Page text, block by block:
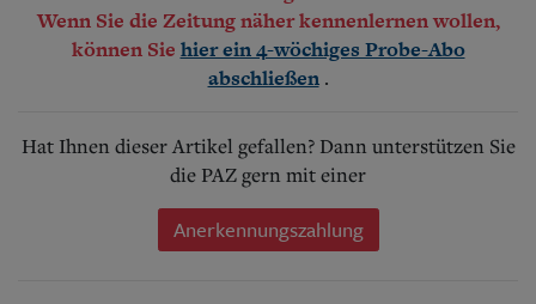
Wenn Sie die Zeitung näher kennenlernen wollen,
können Sie hier ein 4-wöchiges Probe-Abo
abschließen .
Hat Ihnen dieser Artikel gefallen? Dann unterstützen Sie
die PAZ gern mit einer
Anerkennungszahlung